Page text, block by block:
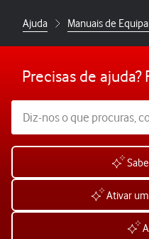
Ajuda Manuais de
Precisas de
Ativar